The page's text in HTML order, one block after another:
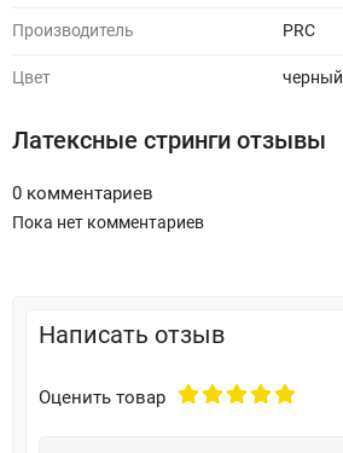
Производитель PRC
Цвет черный
Латексные стринги отзывы
0 комментариев
Пока нет комментариев
Написать отзыв
Оценить товар